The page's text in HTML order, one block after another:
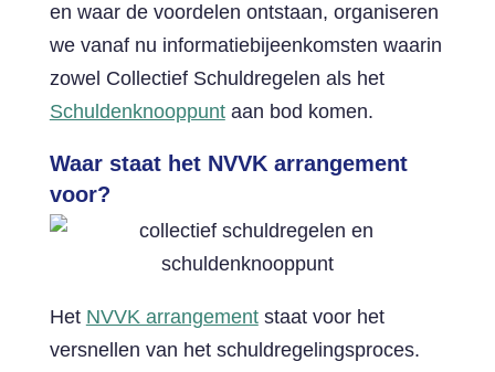
en waar de voordelen ontstaan, organiseren
we vanaf nu informatiebijeenkomsten waarin
zowel Collectief Schuldregelen als het
Schuldenknooppuntaan bod komen.
Waar staat het NVVK arrangement
voor?
Het NVVK arrangementstaat voor het
versnellen van het schuldregelingsproces.